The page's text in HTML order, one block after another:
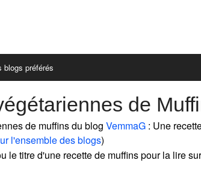
blogs préférés
de
de muffins du blog VemmaG : Une
l'ensemble des blogs)
le titre d'une recette de muffins pour la lire